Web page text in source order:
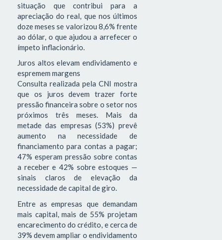
situação que contribui para a
apreciação do real, que nos últimos
doze meses se valorizou 8,6% frente
ao dólar, o que ajudou a arrefecer o
ímpeto inflacionário.
Juros altos elevam endividamento e
espremem margens
Consulta realizada pela CNI mostra
que os juros devem trazer forte
pressão financeira sobre o setor nos
próximos três meses. Mais da
metade das empresas (53%) prevê
aumento na necessidade de
financiamento para contas a pagar;
47% esperam pressão sobre contas
a receber e 42% sobre estoques —
sinais claros de elevação da
necessidade de capital de giro.
Entre as empresas que demandam
mais capital, mais de 55% projetam
encarecimento do crédito, e cerca de
39% devem ampliar o endividamento